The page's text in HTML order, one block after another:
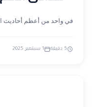
في واحد من أعظم أحاديث
5 دقيقة 1 سبتمبر 2025